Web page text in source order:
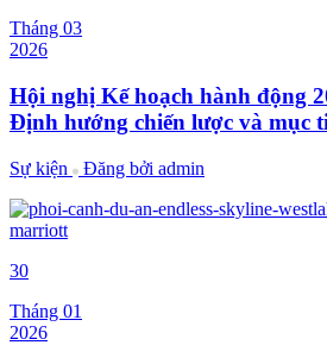
Tháng 03
2026
Hội nghị Kế hoạch hành động
Định hướng chiến lược và mục
Sự kiện Đăng bởi admin
30
Tháng 01
2026